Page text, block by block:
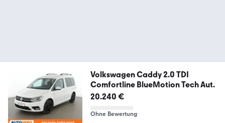
Volkswagen Caddy 2.0 TDI
Comfortline BlueMotion Tech Aut.
20.240 €
Ohne Bewertung